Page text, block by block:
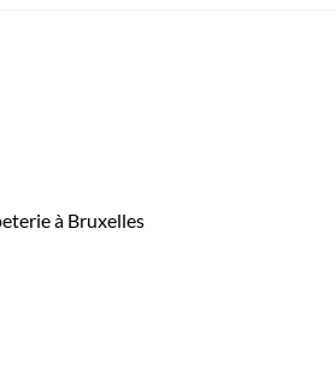
à Bruxelles